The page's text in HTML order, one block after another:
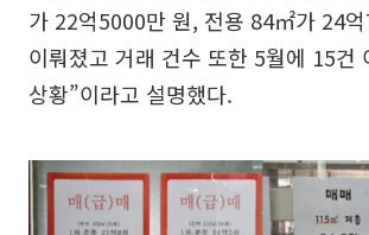
가 22억5000만 원, 전용 84㎡가 24
이뤄졌고 거래 건수 또한 5월에 15건
상황”이라고 설명했다.